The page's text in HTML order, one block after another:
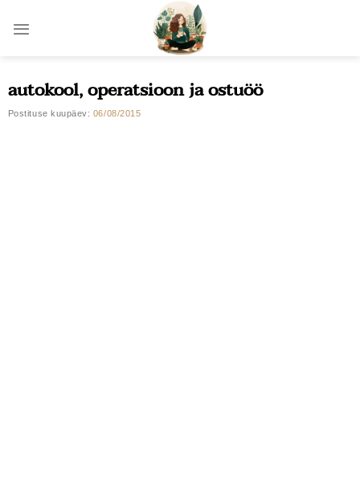
autokool, operatsioon ja ostuöö
Postituse kuupäev: 06/08/2015